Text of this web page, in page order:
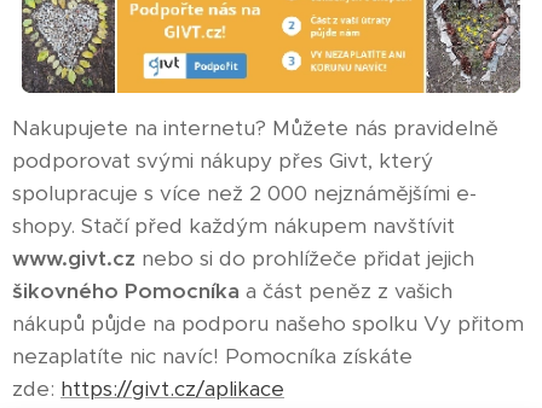
Nakupujete na internetu? Můžete nás pravidelně
podporovat svými nákupy přes Givt, který
spolupracuje s více než 2 000 nejznámějšími e-
shopy. Stačí před každým nákupem navštívit
www.givt.cz nebo si do prohlížeče přidat jejich
šikovného Pomocníka a část peněz z vašich
nákupů půjde na podporu našeho spolku Vy přitom
nezaplatíte nic navíc! Pomocníka získáte
zde: https://givt.cz/aplikace